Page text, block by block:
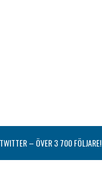
– ÖVER 3 700 FÖLJARE!